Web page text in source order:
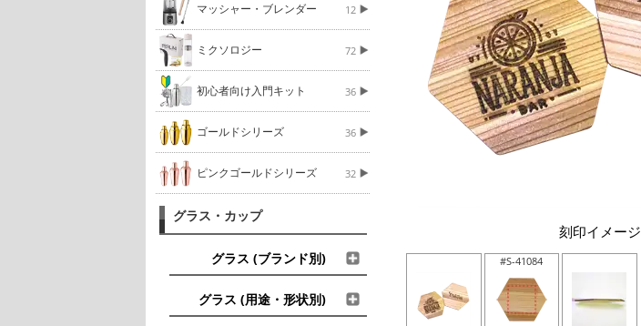
マッシャー・ブレンダー 12
ミクソロジー 72
初心者向け入門キット 36
ゴールドシリーズ 36
ピンクゴールドシリーズ 32
グラス・カップ
グラス (ブランド別)
グラス (用途・形状別)
刻印イメージ
#S-41084